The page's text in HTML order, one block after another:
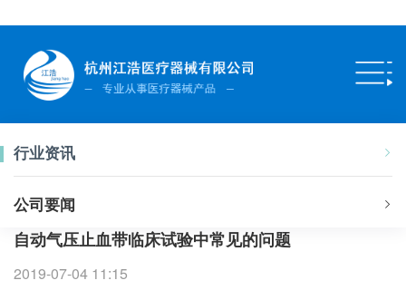
行业资讯
公司要闻
自动气压止血带临床试验中常见的问题
2019-07-04 11:15